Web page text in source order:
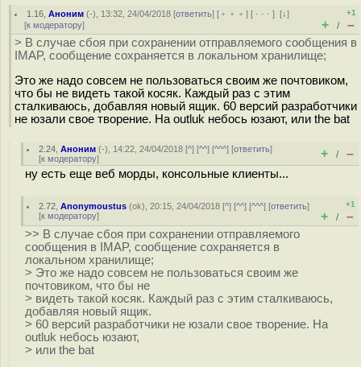
1.16 ,Аноним (-), 13:32, 24/04/2018 [ответить] [ ﹢﹢﹢] [ · · ·][↓]
[к модератору]
+1
+ / –
> В случае сбоя при сохранении отправляемого сообщения в
IMAP, сообщение сохраняется в локальном хранилище;
Это же надо совсем не пользоваться своим же почтовиком,
что бы не видеть такой косяк. Каждый раз с этим
сталкиваюсь, добавляя новый ящик. 60 версий разработчики
не юзали свое творение. На outluk небось юзают, или the bat
2.24 ,Аноним (-), 14:22, 24/04/2018 [^] [^^] [^^^] [ответить]
[к модератору] + / –
ну есть еще веб морды, консольные клиенты...
2.72 ,Anonymoustus (ok), 20:15, 24/04/2018 [^] [^^] [^^^] [ответить]
[к модератору]
+1
+ / –
>> В случае сбоя при сохранении отправляемого
сообщения в IMAP, сообщение сохраняется в
локальном хранилище;
> Это же надо совсем не пользоваться своим же
почтовиком, что бы не
> видеть такой косяк. Каждый раз с этим сталкиваюсь,
добавляя новый ящик.
> 60 версий разработчики не юзали свое творение. На
outluk небось юзают,
> или the bat